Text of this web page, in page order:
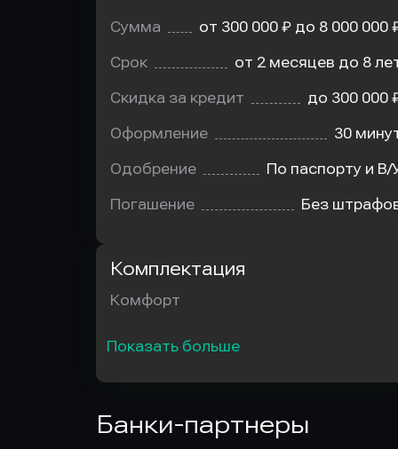
Сумма от 300 000 ₽ до 8 000 000
Срок от 2 месяцев до 8
Скидка за кредит до 300 000
Оформление 30
Одобрение По паспорту и В/
Погашение Без
Комплектация
Комфорт
Показать больше
Банки-партнеры